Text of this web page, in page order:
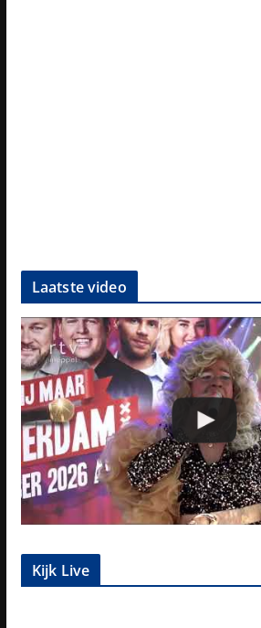
Laatste video
Kijk Live